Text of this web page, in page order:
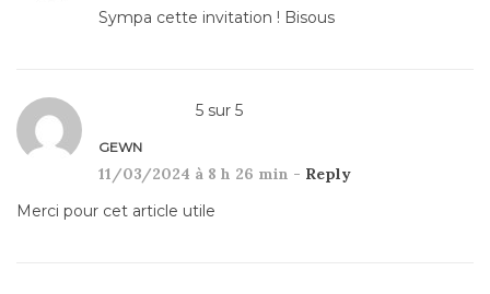
Sympa cette invitation ! Bisous
5 sur 5
GEWN
11/03/2024 à 8 h 26 min - Reply
Merci pour cet article utile